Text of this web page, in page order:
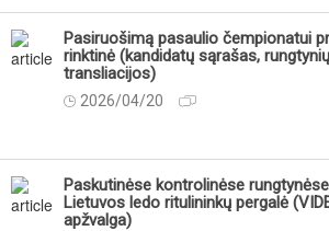
Pasiruošimą pasaulio čempionatui
rinktinė (kandidatų sąrašas,
transliacijos)
2026/04/20
Paskutinėse kontrolinėse
Lietuvos ledo ritulininkų pergalė
apžvalga)